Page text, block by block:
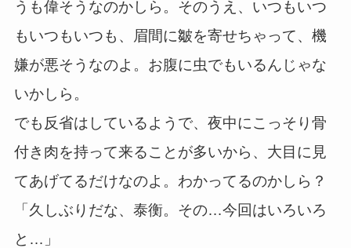
うも偉そうなのかしら。そのうえ、いつもいつ
もいつもいつも、眉間に皺を寄せちゃって、機
嫌が悪そうなのよ。お腹に虫でもいるんじゃな
いかしら。
でも反省はしているようで、夜中にこっそり骨
付き肉を持って来ることが多いから、大目に見
てあげてるだけなのよ。わかってるのかしら？
「久しぶりだな、泰衡。その…今回はいろいろ
と…」